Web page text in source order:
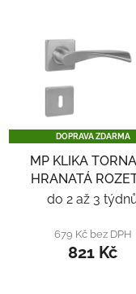
DOPRAVA ZDARMA
MP KLIKA
HRANATÁ
NEREZ
do 2 až 3
679 Kč bez DPH
821 Kč